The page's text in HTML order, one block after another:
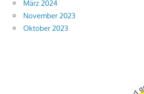
März 2024
November 2023
Oktober 2023